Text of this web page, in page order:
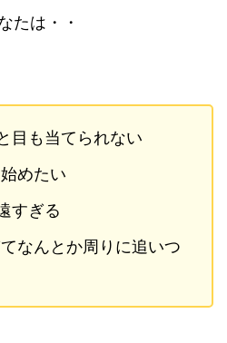
たは・・
目も当てられない
めたい
すぎる
なんとか周りに追いつ